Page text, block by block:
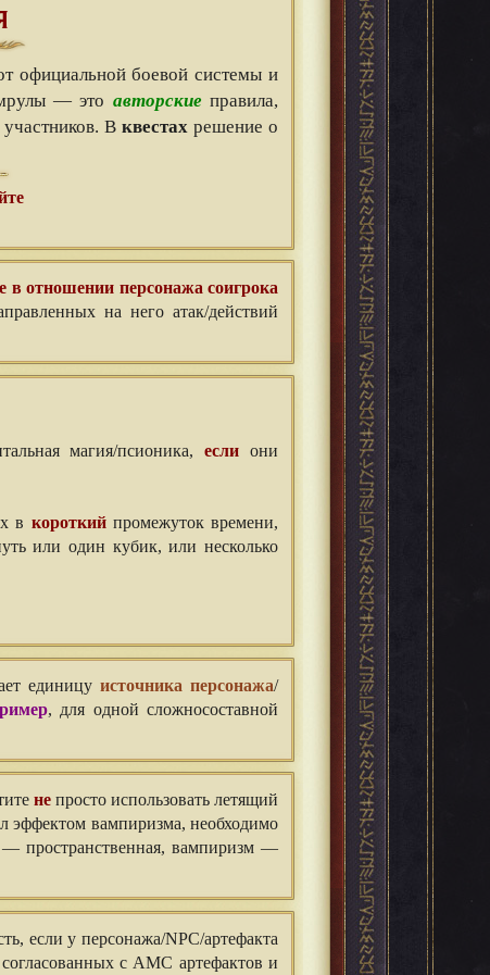
официальной боевой системы и
— это авторские правила,
В квестах решение о
в отношении персонажа соигрока
на него атак/действий
магия/псионика,если они
в короткийпромежуток времени,
или один кубик, или несколько
единицу источника персонажа/
, для одной сложносоставной
непросто использовать летящий
эффектом вампиризма, необходимо
— пространственная, вампиризм —
если у персонажа/NPC/артефакта
с АМС артефактов и